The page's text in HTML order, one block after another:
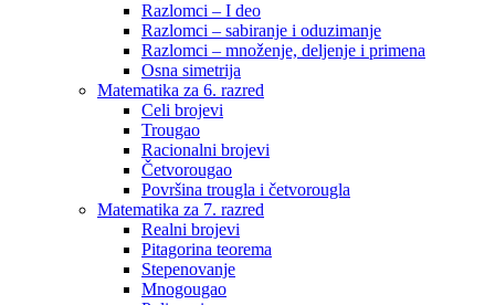
Razlomci – I deo
Razlomci – sabiranje i oduzimanje
Razlomci – množenje, deljenje i primena
Osna simetrija
Matematika za 6. razred
Celi brojevi
Trougao
Racionalni brojevi
Četvorougao
Površina trougla i četvorougla
Matematika za 7. razred
Realni brojevi
Pitagorina teorema
Stepenovanje
Mnogougao